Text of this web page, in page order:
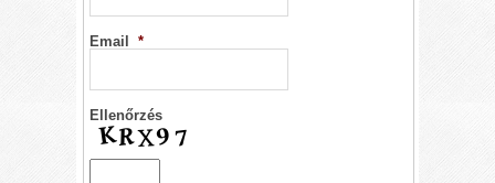
Email *
Ellenőrzés